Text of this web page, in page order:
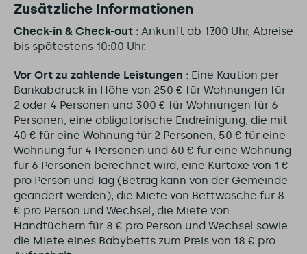
Zusätzliche Informationen
Check-in & Check-out : Ankunft ab 17:00 Uhr, Abreise
bis spätestens 10:00 Uhr.
Vor Ort zu zahlende Leistungen : Eine Kaution per
Bankabdruck in Höhe von 250 € für Wohnungen für
2 oder 4 Personen und 300 € für Wohnungen für 6
Personen, eine obligatorische Endreinigung, die mit
40 € für eine Wohnung für 2 Personen, 50 € für eine
Wohnung für 4 Personen und 60 € für eine Wohnung
für 6 Personen berechnet wird, eine Kurtaxe von 1 €
pro Person und Tag (Betrag kann von der Gemeinde
geändert werden), die Miete von Bettwäsche für 8
€ pro Person und Wechsel, die Miete von
Handtüchern für 8 € pro Person und Wechsel sowie
die Miete eines Babybetts zum Preis von 18 € pro